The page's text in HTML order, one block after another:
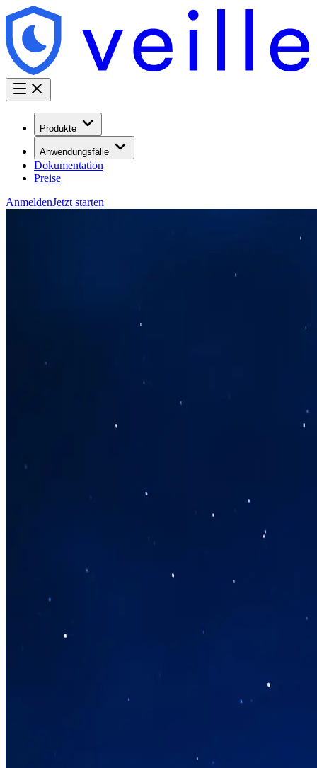
Produkte
Anwendungsfälle
Dokumentation
Preise
AnmeldenJetzt starten